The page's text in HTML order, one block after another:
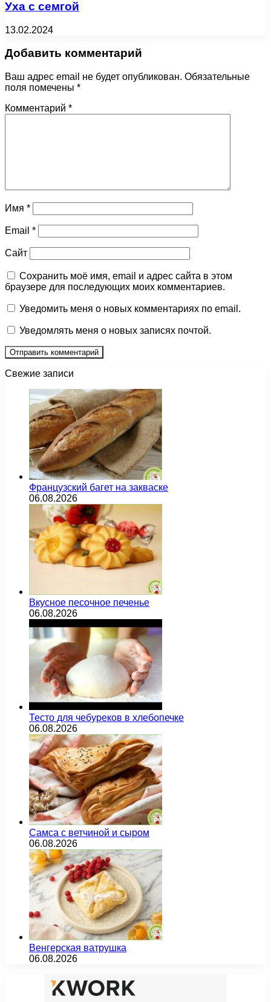
Уха с семгой
13.02.2024
Добавить комментарий
Ваш адрес email не будет опубликован. Обязательные
поля помечены *
Комментарий *
Имя *
Email *
Сайт
Сохранить моё имя, email и адрес сайта в этом
браузере для последующих моих комментариев.
Уведомить меня о новых комментариях по email.
Уведомлять меня о новых записях почтой.
Свежие записи
Французский багет на закваске
06.08.2026
Вкусное песочное печенье
06.08.2026
Тесто для чебуреков в хлебопечке
06.08.2026
Самса с ветчиной и сыром
06.08.2026
Венгерская ватрушка
06.08.2026